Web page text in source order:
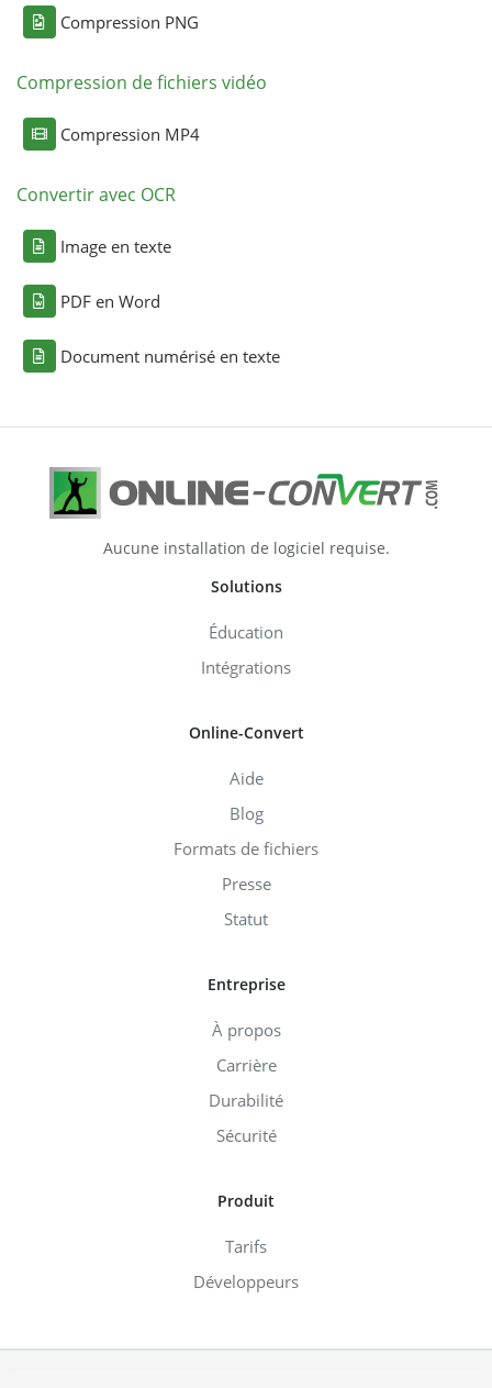
Compression PNG
Compression de fichiers vidéo
Compression MP4
Convertir avec OCR
Image en texte
PDF en Word
Document numérisé en texte
Aucune installation de logiciel requise.
Solutions
Éducation
Intégrations
Online-Convert
Aide
Blog
Formats de fichiers
Presse
Statut
Entreprise
À propos
Carrière
Durabilité
Sécurité
Produit
Tarifs
Développeurs